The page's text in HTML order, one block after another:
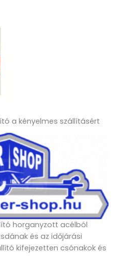
a kényelmes szállításért
horganyzott acélból
és az időjárási
kifejezetten csónakok és